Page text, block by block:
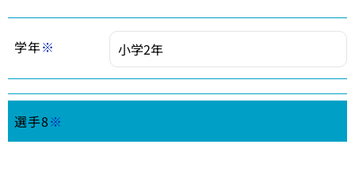
学年※
選手8※